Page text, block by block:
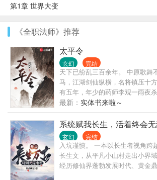
第1章 世界大变
《全职法师》推荐
太平令
玄幻 完结
天下已纷乱三百余年。 中原歌舞
马，江湖剑仙纵横，名将镇压十
有五年，年少的药师李观一雨夜
睛，看到这人间乱世。 马蹄之下
人，江湖，神兵，百姓，法相。
田！ 儒生，铁蹄踏碎；佛陀，长
一，请这座天下赴死！
最新： 实体书来啦～
系统赋我长生，活着终会
玄幻 完结
入坑谨慎。 一本以长生者视角跨
长生文，从平凡小山村走出小界
经历修仙界蓬勃发展时代、黄金